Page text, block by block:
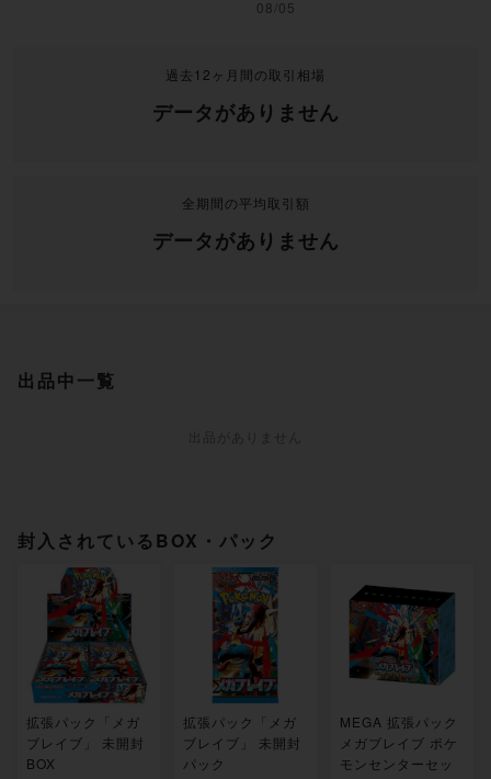
過去12ヶ月間の取引相場
データがありません
全期間の平均取引額
データがありません
出品中一覧
封入されているBOX・パック
拡張パック「メガ
ブレイブ」 未開封
BOX
拡張パック「メガ
ブレイブ」 未開封
パック
MEGA 拡張パック
メガブレイブ ポケ
モンセンターセッ